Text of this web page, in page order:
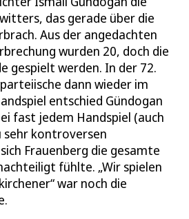
das gerade über die
Aus der angedachten
wurden 20, doch die
gespielt werden. In der 72.
dann wieder im
entschied Gündogan
fast jedem Handspiel (auch
sehr kontroversen
Frauenberg die gesamte
fühlte. „Wir spielen
war noch die